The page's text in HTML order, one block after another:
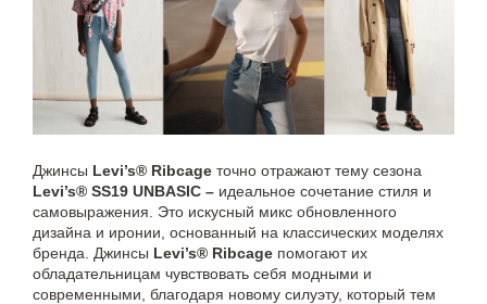
Джинсы Levi’s® Ribcage точно отражают тему сезона
Levi’s® SS19 UNBASIC – идеальное сочетание стиля и
самовыражения. Это искусный микс обновленного
дизайна и иронии, основанный на классических моделях
бренда. Джинсы Levi’s® Ribcage помогают их
обладательницам чувствовать себя модными и
современными, благодаря новому силуэту, который тем